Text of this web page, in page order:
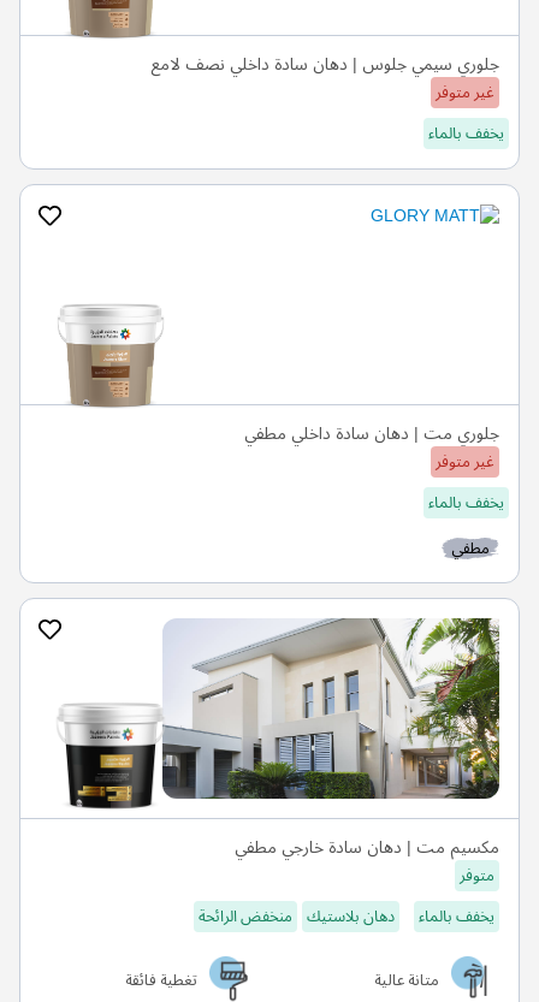
جلوري سيمي جلوس | دهان سادة داخلي نصف لامع
غير متوفر
يخفف بالماء
جلوري مت | دهان سادة داخلي مطفي
غير متوفر
يخفف بالماء
مطفي
مكسيم مت | دهان سادة خارجي مطفي
متوفر
يخفف بالماء
دهان بلاستيك منخفض الرائحة
متانة عالية
تغطية فائقة